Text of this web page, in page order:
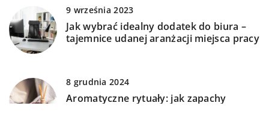
9 września 2023
Jak wybrać idealny dodatek do biura –
tajemnice udanej aranżacji miejsca pracy
8 grudnia 2024
Aromatyczne rytuały: jak zapachy